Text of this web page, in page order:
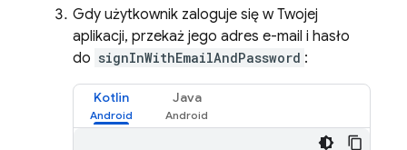
Gdy użytkownik zaloguje się w Twojej
aplikacji, przekaż jego adres e-mail i hasło
do signInWithEmailAndPassword :
Kotlin Java